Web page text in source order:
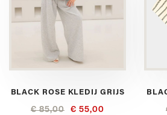
BLACK ROSE KLEDIJ GRIJS
€ 85,00 € 55,00